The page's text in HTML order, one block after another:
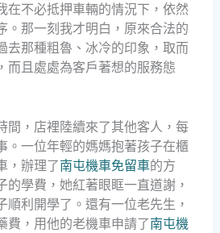
在不必抵押車輛的情況下，依然
。那一刻我才明白，原來合法的
去那種粗魯、冰冷的印象，取而
而且處處為客戶著想的服務態
間，店裡陸續來了其他客人，每
。一位年輕的媽媽抱著孩子在櫃
，辦理了南屯機車免留車的方
的學費，她紅著眼眶一直道謝，
順利開學了。還有一位老先生，
費，用他的老機車申請了南屯機